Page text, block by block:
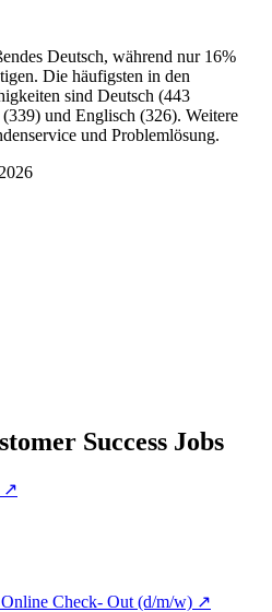
Deutsch, während nur 16%
Die häufigsten in den
sind Deutsch (443
und Englisch (326). Weitere
und Problemlösung.
Success Jobs
↗
Check- Out (d/m/w) ↗